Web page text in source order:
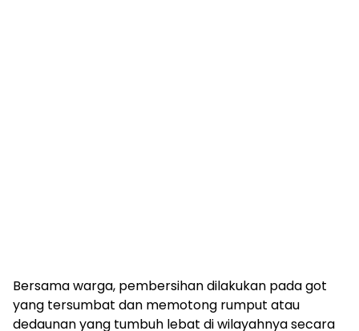
Bersama warga, pembersihan dilakukan pada got
yang tersumbat dan memotong rumput atau
dedaunan yang tumbuh lebat di wilayahnya secara